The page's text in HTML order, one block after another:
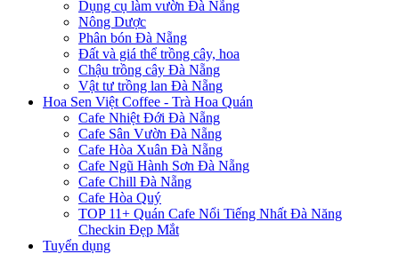
Dụng cụ làm vườn Đà Nẵng
Nông Dược
Phân bón Đà Nẵng
Đất và giá thể trồng cây, hoa
Chậu trồng cây Đà Nẵng
Vật tư trồng lan Đà Nẵng
Hoa Sen Việt Coffee - Trà Hoa Quán
Cafe Nhiệt Đới Đà Nẵng
Cafe Sân Vườn Đà Nẵng
Cafe Hòa Xuân Đà Nẵng
Cafe Ngũ Hành Sơn Đà Nẵng
Cafe Chill Đà Nẵng
Cafe Hòa Quý
TOP 11+ Quán Cafe Nổi Tiếng Nhất Đà Năng
Checkin Đẹp Mắt
Tuyển dụng